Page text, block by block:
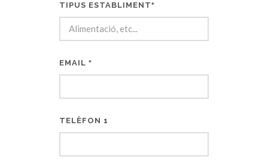
TIPUS ESTABLIMENT*
EMAIL *
TELÈFON 1